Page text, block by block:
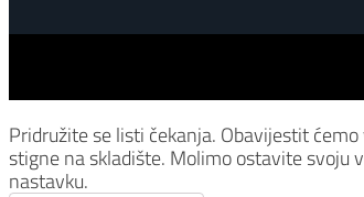
Pridružite se listi čekanja. Obavijestit
stigne na skladište. Molimo ostavite svoju
nastavku.